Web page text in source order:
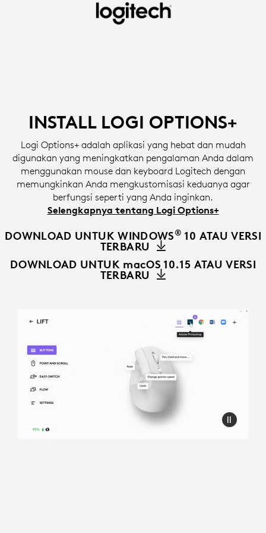
LOGITECH
INSTALL LOGI OPTIONS+
Logi Options+ adalah aplikasi yang hebat dan mudah
digunakan yang meningkatkan pengalaman Anda dalam
menggunakan mouse dan keyboard Logitech dengan
memungkinkan Anda mengkustomisasi keduanya agar
berfungsi seperti yang Anda inginkan.
Selengkapnya tentang Logi Options+
DOWNLOAD UNTUK WINDOWS® 10 ATAU VERSI
TERBARU
DOWNLOAD UNTUK macOS 10.15 ATAU VERSI
TERBARU